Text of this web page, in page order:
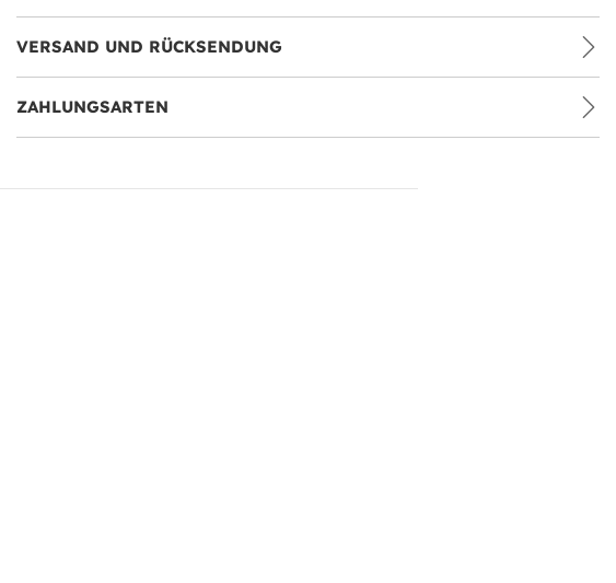
VERSAND UND RÜCKSENDUNG
ZAHLUNGSARTEN